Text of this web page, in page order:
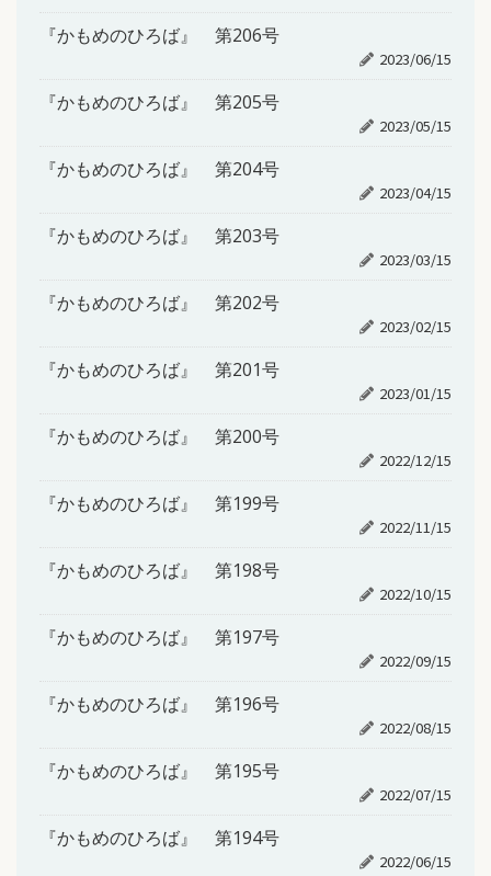
『かもめのひろば』 第206号
2023/06/15
『かもめのひろば』 第205号
2023/05/15
『かもめのひろば』 第204号
2023/04/15
『かもめのひろば』 第203号
2023/03/15
『かもめのひろば』 第202号
2023/02/15
『かもめのひろば』 第201号
2023/01/15
『かもめのひろば』 第200号
2022/12/15
『かもめのひろば』 第199号
2022/11/15
『かもめのひろば』 第198号
2022/10/15
『かもめのひろば』 第197号
2022/09/15
『かもめのひろば』 第196号
2022/08/15
『かもめのひろば』 第195号
2022/07/15
『かもめのひろば』 第194号
2022/06/15